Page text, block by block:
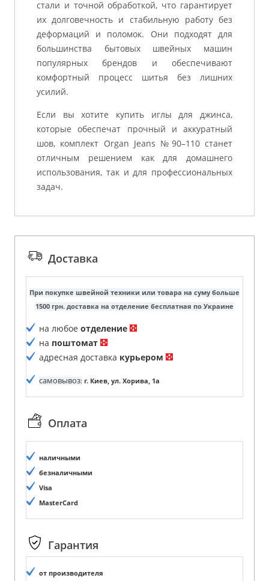
стали и точной обработкой, что гарантирует
их долговечность и стабильную работу без
деформаций и поломок. Они подходят для
большинства бытовых швейных машин
популярных брендов и обеспечивают
комфортный процесс шитья без лишних
усилий.
Если вы хотите купить иглы для джинса,
которые обеспечат прочный и аккуратный
шов, комплект Organ Jeans №90–110 станет
отличным решением как для домашнего
использования, так и для профессиональных
задач.
Доставка
При покупке швейной техники или товара на суму больше
1500 грн. доставка на отделение бесплатная по Украине
на любое отделение
на поштомат
адресная доставка курьером
самовывоз: г. Киев, ул. Хорива, 1а
Оплата
наличными
безналичными
Visa
MasterCard
Гарантия
от производителя